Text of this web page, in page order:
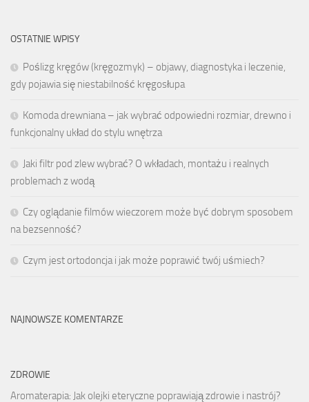
OSTATNIE WPISY
Poślizg kręgów (kręgozmyk) – objawy, diagnostyka i leczenie,
gdy pojawia się niestabilność kręgosłupa
Komoda drewniana – jak wybrać odpowiedni rozmiar, drewno i
funkcjonalny układ do stylu wnętrza
Jaki filtr pod zlew wybrać? O wkładach, montażu i realnych
problemach z wodą
Czy oglądanie filmów wieczorem może być dobrym sposobem
na bezsenność?
Czym jest ortodoncja i jak może poprawić twój uśmiech?
NAJNOWSZE KOMENTARZE
ZDROWIE
Aromaterapia: Jak olejki eteryczne poprawiają zdrowie i nastrój?